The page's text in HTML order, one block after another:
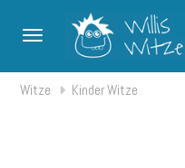
Toggle navigation
Witze Kinder Witze